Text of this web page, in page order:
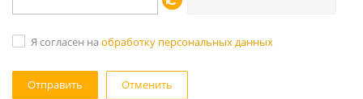
Я согласен на обработку персональных данных
Отменить